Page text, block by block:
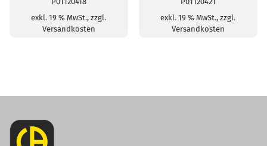
exkl. 19 % MwSt., zzgl.
Versandkosten
exkl. 19 % MwSt., zzgl.
Versandkosten